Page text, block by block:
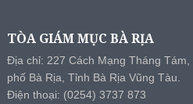
TÒA GIÁM MỤC BÀ RỊA
Địa chỉ: 227 Cách Mạng Tháng
phố Bà Rịa, Tỉnh Bà Rịa Vũng Tàu.
Điện thoại: (0254) 3737 873